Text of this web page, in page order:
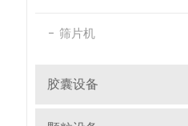
筛片机
胶囊设备